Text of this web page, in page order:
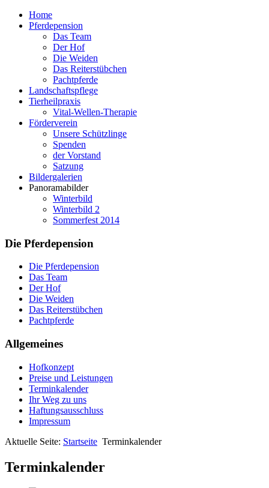
Home
Pferdepension
Das Team
Der Hof
Die Weiden
Das Reiterstübchen
Pachtpferde
Landschaftspflege
Tierheilpraxis
Vital-Wellen-Therapie
Förderverein
Unsere Schützlinge
Spenden
der Vorstand
Satzung
Bildergalerien
Panoramabilder
Winterbild
Winterbild 2
Sommerfest 2014
Die Pferdepension
Die Pferdepension
Das Team
Der Hof
Die Weiden
Das Reiterstübchen
Pachtpferde
Allgemeines
Hofkonzept
Preise und Leistungen
Terminkalender
Ihr Weg zu uns
Haftungsausschluss
Impressum
Aktuelle Seite: Startseite Terminkalender
Terminkalender